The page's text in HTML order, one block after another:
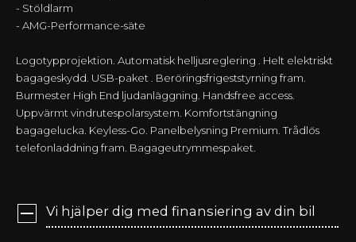
- Stöldlarm
- AMG-Performance-säte
Logotypprojektion. Automatisk helljusreglering . Helt elektriskt
bagageskydd. USB-paket . Beröringsfrigeststyrning fram.
Burmester High End ljudanläggning. Handsfree access.
Uppvärmt vindrutespolarsystem. Komfortstängning
bagagelucka. Keyless-Go. Panelbelysning Premium. Trådlös
telefonladdning fram. Bagageutrymmespaket.
Vi hjälper dig med finansiering av din bil